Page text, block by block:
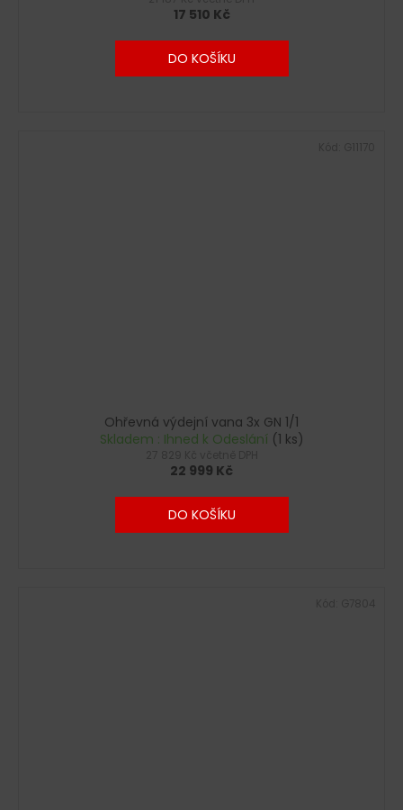
17 510 Kč
DO KOŠÍKU
Ohřevná výdejní vana 3x GN 1/1
Skladem : Ihned k Odeslání (1 ks)
22 999 Kč
DO KOŠÍKU